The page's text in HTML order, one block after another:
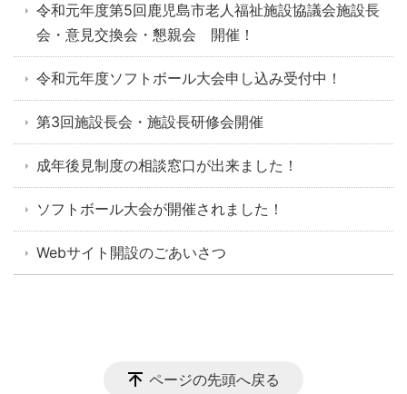
令和元年度第5回鹿児島市老人福祉施設協議会施設長
会・意見交換会・懇親会 開催！
令和元年度ソフトボール大会申し込み受付中！
第3回施設長会・施設長研修会開催
成年後見制度の相談窓口が出来ました！
ソフトボール大会が開催されました！
Webサイト開設のごあいさつ
ページの先頭へ戻る